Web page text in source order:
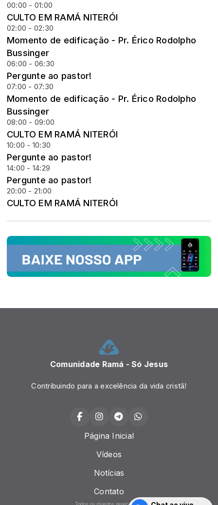
00:00 - 01:00
CULTO EM RAMÁ NITERÓI
02:00 - 02:30
Momento de edificação - Pr. Érico Rodolpho
Bussinger
06:00 - 06:30
Pergunte ao pastor!
07:00 - 07:30
Momento de edificação - Pr. Érico Rodolpho
Bussinger
08:00 - 09:00
CULTO EM RAMÁ NITERÓI
10:00 - 10:30
Pergunte ao pastor!
14:00 - 14:29
Pergunte ao pastor!
20:00 - 21:00
CULTO EM RAMÁ NITERÓI
Comunidade Ramá - Só Jesus
Contribuindo para a excelência da vida cristã!
Página Inicial
Vídeos
Notícias
Contato